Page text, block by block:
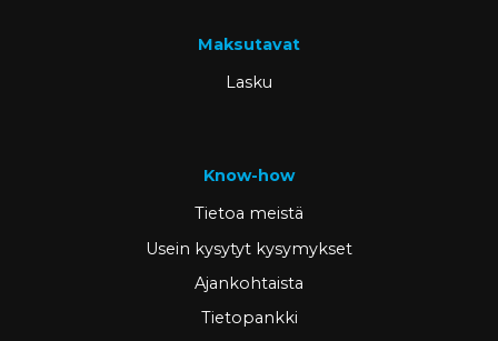
Maksutavat
Lasku
Know-how
Tietoa meistä
Usein kysytyt kysymykset
Ajankohtaista
Tietopankki